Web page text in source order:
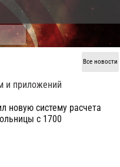
Все новости
и приложений
новую систему расчета
с 1700